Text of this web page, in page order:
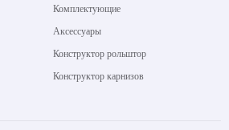
Комплектующие
Аксессуары
Конструктор рольштор
Конструктор карнизов